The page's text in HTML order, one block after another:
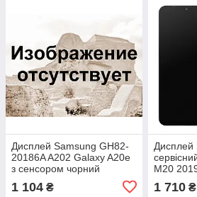
Дисплей Samsung GH82-
20186A A202 Galaxy A20e
з сенсором чорний
1 104 ₴
Дисплей
M20
1 710₴